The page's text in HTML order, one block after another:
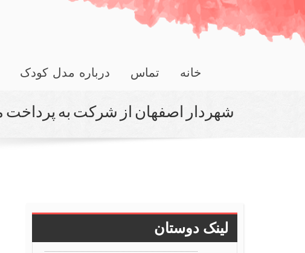
خانه تماس درباره مدل کودک
شهردار اصفهان از شركت به پرداخت
لینک دوستان